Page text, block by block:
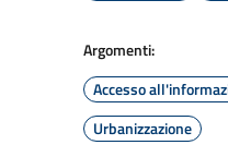
Argomenti:
Accesso
Urbanizzazione